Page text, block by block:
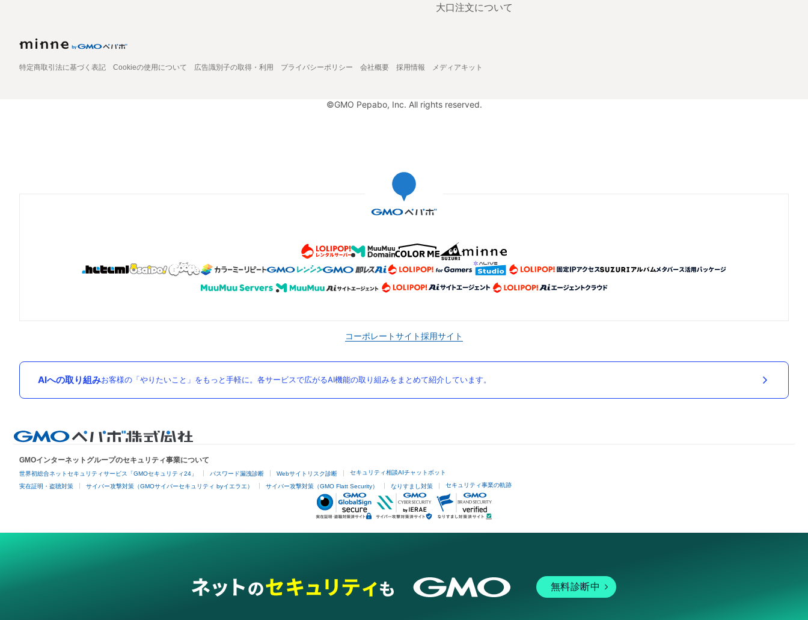
大口注文について
特定商取引法に基づく表記 Cookieの使用について 広告識別子の取得・利用 プライバシーポリシー 会社概要 採用情報 メディアキット
©GMO Pepabo, Inc. All rights reserved.
コーポレートサイト採用サイト
AIへの取り組みお客様の「やりたいこと」をもっと手軽に。各サービスで広がるAI機能の取り組みをまとめて紹介しています。
GMOインターネットグループのセキュリティ事業について
世界初総合ネットセキュリティサービス「GMOセキュリティ24」 パスワード漏洩診断 Webサイトリスク診断 セキュリティ相談AIチャットボット
実在証明・盗聴対策 サイバー攻撃対策（GMOサイバーセキュリティ byイエラエ） サイバー攻撃対策（GMO Flatt Security） なりすまし対策 セキュリティ事業の軌跡
無料診断中